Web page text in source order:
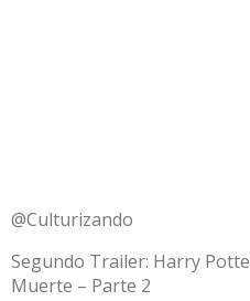
@Culturizando
Segundo Trailer: Harry
Muerte – Parte 2